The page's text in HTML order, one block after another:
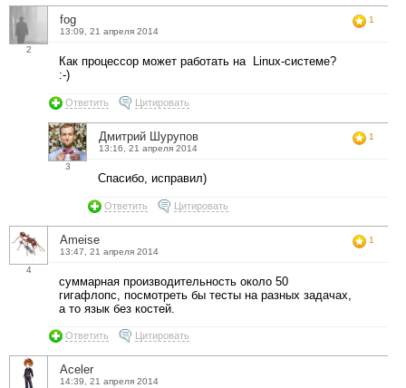
2
fog
13:09, 21 апреля 2014
1
Как процессор может работать на Linux-системе?
:-)
Ответить Цитировать
3
Дмитрий Шурупов
13:16, 21 апреля 2014
1
Спасибо, исправил)
Ответить Цитировать
4
Ameise
13:47, 21 апреля 2014
1
суммарная производительность около 50
гигафлопс, посмотреть бы тесты на разных задачах,
а то язык без костей.
Ответить Цитировать
Aceler
14:39, 21 апреля 2014